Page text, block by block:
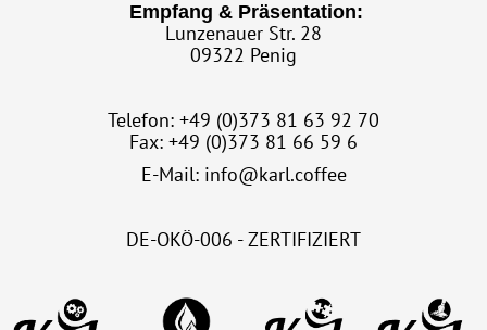
Empfang & Präsentation:
Lunzenauer Str. 28
09322 Penig
Telefon: +49 (0)373 81 63 92 70
Fax: +49 (0)373 81 66 59 6
E-Mail: info@karl.coffee
DE-OKÖ-006 - ZERTIFIZIERT